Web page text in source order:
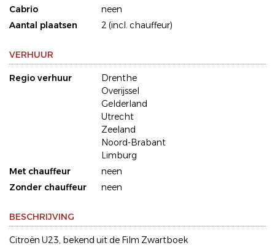
Cabrio
neen
Aantal plaatsen
2 (incl. chauffeur)
VERHUUR
Regio verhuur
Drenthe
Overijssel
Gelderland
Utrecht
Zeeland
Noord-Brabant
Limburg
Met chauffeur
neen
Zonder chauffeur
neen
BESCHRIJVING
Citroën U23, bekend uit de Film Zwartboek